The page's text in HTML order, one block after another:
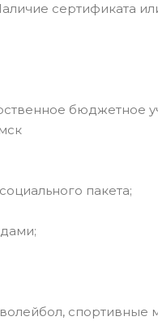
сертификата
бюджетное
пакета;
спортивные